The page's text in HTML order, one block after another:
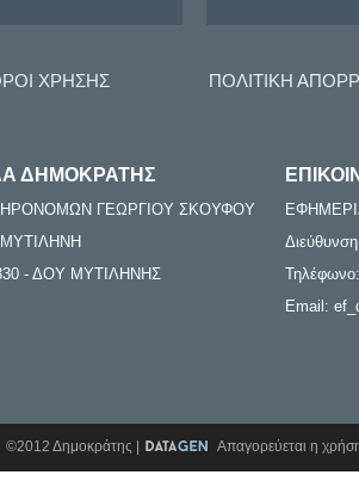
ΧΡΗΣΗΣ ΠΟΛΙΤΙΚΗ
ΔΗΜΟΚΡΑΤΗΣ
ΓΕΩΡΓΙΟΥ ΣΚΟΥΦΟΥ
- ΔΟΥ ΜΥΤΙΛΗΝΗΣ
Email:
©2012 Δημοκράτης | Απαγορεύεται η